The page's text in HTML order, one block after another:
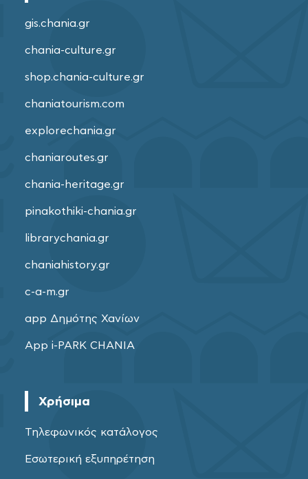
gis.chania.gr
chania-culture.gr
shop.chania-culture.gr
chaniatourism.com
explorechania.gr
chaniaroutes.gr
chania-heritage.gr
pinakothiki-chania.gr
librarychania.gr
chaniahistory.gr
c-a-m.gr
app Δημότης Χανίων
App i-PARK CHANIA
Χρήσιμα
Τηλεφωνικός κατάλογος
Εσωτερική εξυπηρέτηση